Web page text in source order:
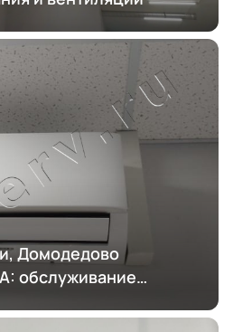
Домодедово
обслуживание